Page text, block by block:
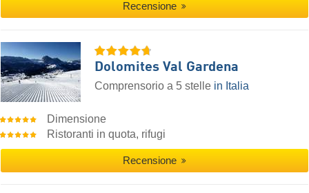
Recensione
Dolomites Val Gardena
Comprensorio a 5 stelle in Italia
Dimensione
Ristoranti in quota, rifugi
Recensione